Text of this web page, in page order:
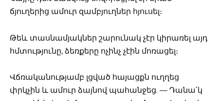
ճյուղերից ամուր զամբյուղներ հյուսել։
Թեև տասնամյակներ շարունակ չէր կիրառել այդ
հմտությունը, ձեռքերը ոչինչ չէին մոռացել։
Վճռականությամբ լցված հայացքն ուղղեց
փրկչին և ամուր ձայնով պահանջեց. — Դանա՛կ